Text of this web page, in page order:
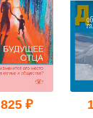
825 ₽